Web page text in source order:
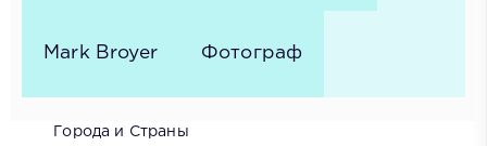
Mark Broyer Фотограф
Города и Страны